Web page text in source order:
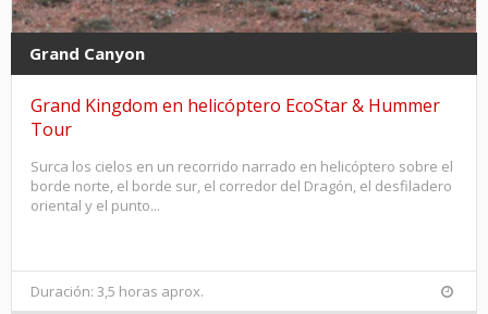
Grand Canyon
Grand Kingdom en helicóptero EcoStar & Hummer
Tour
Surca los cielos en un recorrido narrado en helicóptero sobre el
borde norte, el borde sur, el corredor del Dragón, el desfiladero
oriental y el punto...
Duración: 3,5 horas aprox.